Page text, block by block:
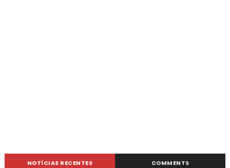
NOTÍCIAS RECENTES COMMENTS